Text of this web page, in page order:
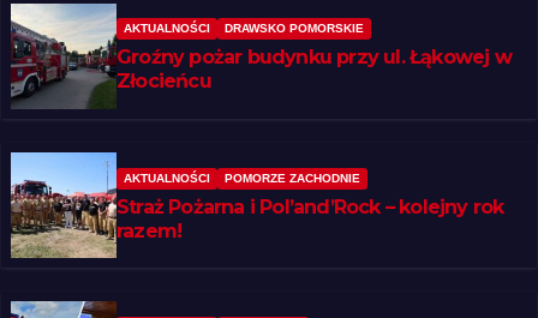
AKTUALNOŚCI DRAWSKO POMORSKIE
Groźny pożar budynku przy ul. Łąkowej w
Złocieńcu
AKTUALNOŚCI POMORZE ZACHODNIE
Straż Pożarna i Pol’and’Rock – kolejny rok
razem!